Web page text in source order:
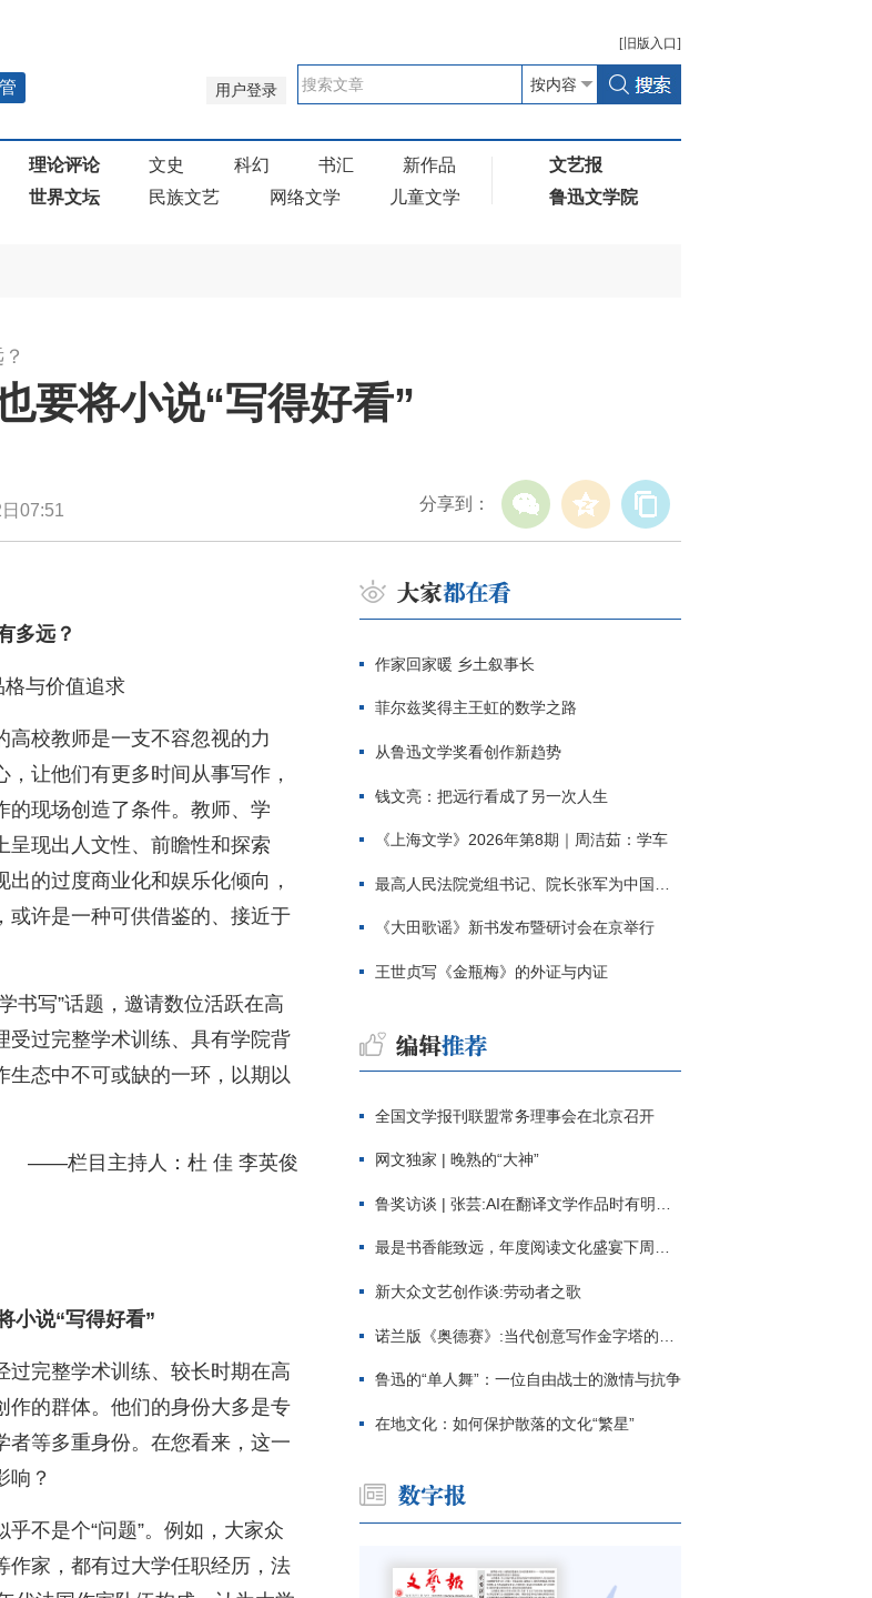
[ 旧版 入口]
用户登录
理论评论 文史 科幻 书汇
新作品
世界文坛
民族文艺 网络文学 儿童文学
文艺报
鲁迅文学院
要将小说“写得好看”
分享到：
07:51
多远？
与价值追求
校教师是一支不容忽视的力
让他们有更多时间从事写作，
的现场创造了条件。教师、学
呈现出人文性、前瞻性和探索
的过度商业化和娱乐化倾向，
或许是一种可供借鉴的、接近于
书写”话题，邀请数位活跃在高
受过完整学术训练、具有学院背
生态中不可或缺的一环，以期以
——栏目主持人：杜 佳 李英俊
小说“写得好看”
过完整学术训练、较长时期在高
作的群体。他们的身份大多是专
者等多重身份。在您看来，这一
响？
不是个“问题”。例如，大家众
作家，都有过大学任职经历，法
作家回家暖 乡土叙事长
菲尔兹奖得主王虹的数学之路
从鲁迅文学奖看创作新趋势
钱文亮：把远行看成了另一次人生
《上海文学》2026年第8期｜周洁茹：学车
最高人民法院党组书记、院长张军为中国作协干部大讲堂授课
《大田歌谣》新书发布暨研讨会在京举行
王世贞写《金瓶梅》的外证与内证
全国文学报刊联盟常务理事会在北京召开
网文独家 | 晚熟的“大神”
鲁奖访谈 | 张芸:AI在翻译文学作品时有明显局限
最是书香能致远，年度阅读文化盛宴下周启幕
新大众文艺创作谈:劳动者之歌
诺兰版《奥德赛》:当代创意写作金字塔的宏伟与平庸
鲁迅的“单人舞”：一位自由战士的激情与抗争
在地文化：如何保护散落的文化“繁星”